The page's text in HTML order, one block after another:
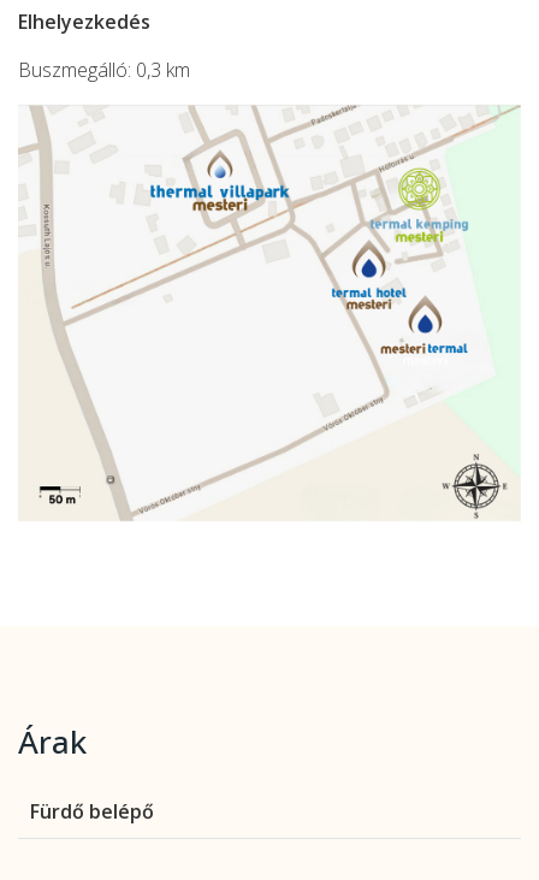
Elhelyezkedés
Buszmegálló: 0,3 km
Árak
Fürdő belépő